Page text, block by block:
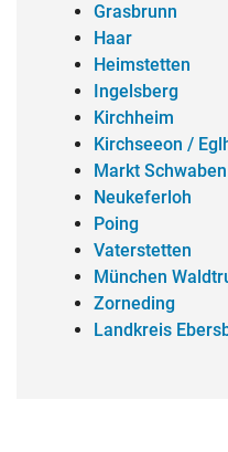
Grasbrunn
Haar
Heimstetten
Ingelsberg
Kirchheim
Kirchseeon /
Markt Schwaben
Neukeferloh
Poing
Vaterstetten
München
Zorneding
Landkreis